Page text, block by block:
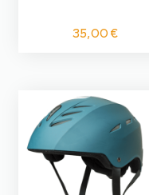
35,00€